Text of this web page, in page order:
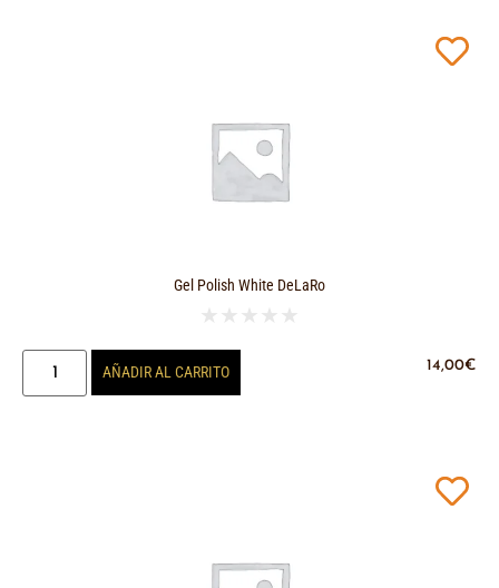
Gel Polish White DeLaRo
★ ★ ★ ★ ★
14,00€
AÑADIR AL CARRITO